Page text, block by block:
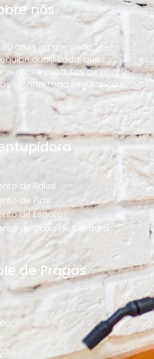
nós
anos no mercado,
qualificada, que
e produtos de ponta
clientes toda segurança e
de Ralos
de Pias
de Esgoto
de Caixa de Gordura
de Pragas